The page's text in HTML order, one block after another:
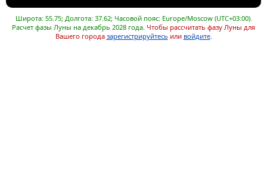
Широта: 55.75; Долгота: 37.62; Часовой пояс: Europe/Moscow (UTC+03:00).
Расчет фазы Луны на декабрь 2028 года. Чтобы рассчитать фазу Луны для
Вашего города зарегистрируйтесь или войдите.